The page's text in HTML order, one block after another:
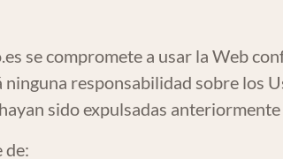
se compromete a usar la Web
responsabilidad sobre los
sido expulsadas
de: